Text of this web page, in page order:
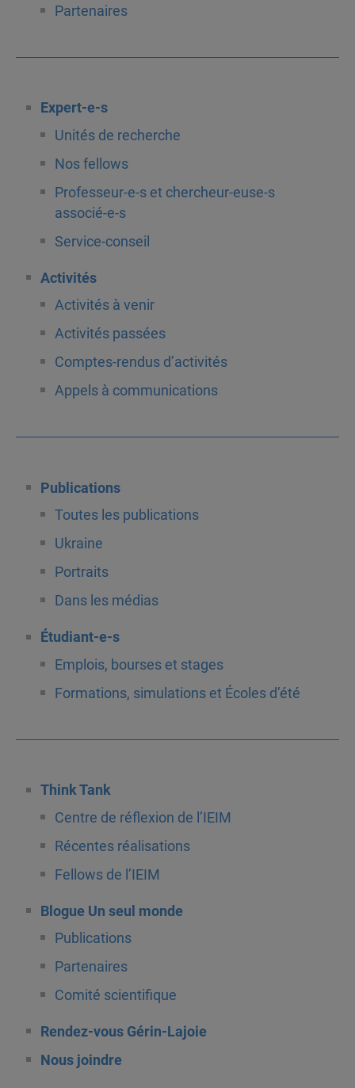
Partenaires
Expert-e-s
Unités de recherche
Nos fellows
Professeur-e-s et chercheur-euse-s
associé-e-s
Service-conseil
Activités
Activités à venir
Activités passées
Comptes-rendus d’activités
Appels à communications
Publications
Toutes les publications
Ukraine
Portraits
Dans les médias
Étudiant-e-s
Emplois, bourses et stages
Formations, simulations et Écoles d’été
Think Tank
Centre de réflexion de l’IEIM
Récentes réalisations
Fellows de l’IEIM
Blogue Un seul monde
Publications
Partenaires
Comité scientifique
Rendez-vous Gérin-Lajoie
Nous joindre